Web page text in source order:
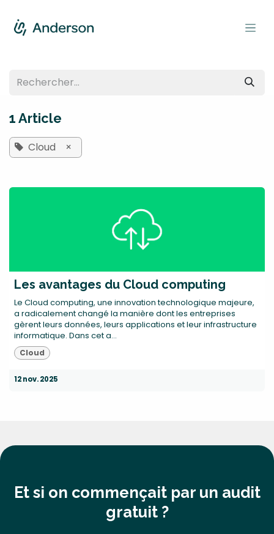
1 Article
Cloud ×
Les avantages du Cloud computing
Le Cloud computing, une innovation technologique majeure,
a radicalement changé la manière dont les entreprises
gèrent leurs données, leurs applications et leur infrastructure
informatique. Dans cet a...
Cloud
12 nov. 2025
Et si on commençait par un audit
gratuit ?